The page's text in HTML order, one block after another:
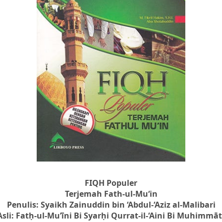
FIQH Populer
Terjemah Fath-ul-Mu‘in
Penulis: Syaikh Zainuddin bin ‘Abdul-‘Aziz al-Malibari
Fatḥ-ul-Mu’īni Bi Syarḥi Qurrat-il-‘Aini Bi